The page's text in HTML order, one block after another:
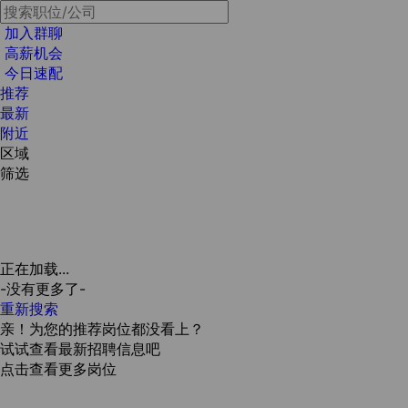
加入群聊
高薪机会
今日速配
推荐
最新
附近
区域
筛选
正在加载...
-没有更多了-
重新搜索
亲！为您的推荐岗位都没看上？
试试查看最新招聘信息吧
点击查看更多岗位